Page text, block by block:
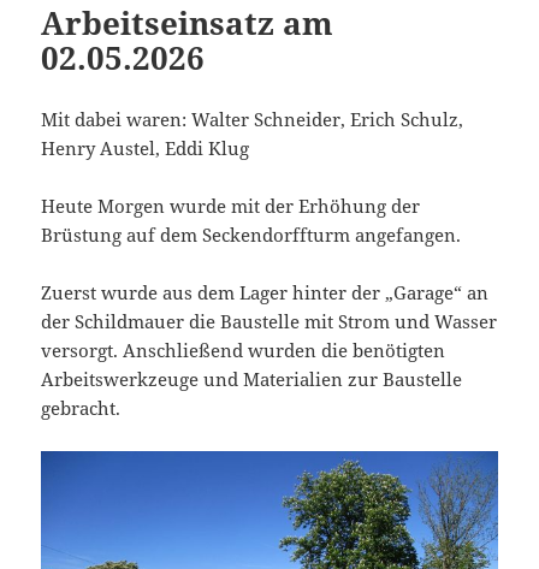
Arbeitseinsatz am
02.05.2026
Mit dabei waren: Walter Schneider, Erich Schulz,
Henry Austel, Eddi Klug
Heute Morgen wurde mit der Erhöhung der
Brüstung auf dem Seckendorffturm angefangen.
Zuerst wurde aus dem Lager hinter der „Garage“ an
der Schildmauer die Baustelle mit Strom und Wasser
versorgt. Anschließend wurden die benötigten
Arbeitswerkzeuge und Materialien zur Baustelle
gebracht.